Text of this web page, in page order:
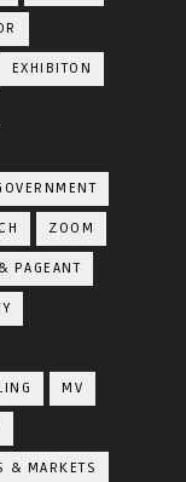
EXHIBITON
ZOOM
PAGEANT
MV
& MARKETS